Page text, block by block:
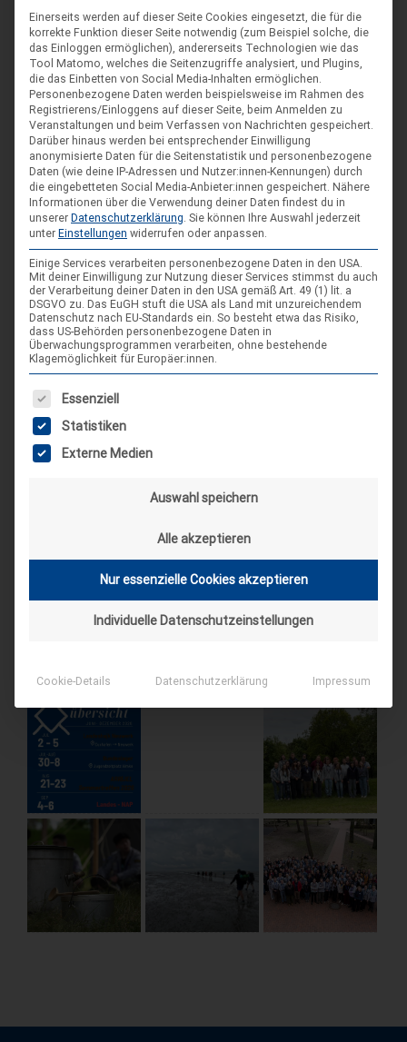
DIE NÄCHSTEN VERANSTALTUNGEN
ARR|JEL Sommertreffen 2026
21. Aug. 26
Blankenburg (Harz)-Wienrode
Landes-NAP 2026
4. Sep. 26
Hameln
04
Spieleseminar - Werde zur Spielfigur“ -
AKTUELLE BEITRÄGE AUF INSTAGRAM
Einerseits werden auf dieser Seite Cookies eingesetzt, die für die
korrekte Funktion dieser Seite notwendig (zum Beispiel solche, die
das Einloggen ermöglichen), andererseits Technologien wie das
Tool Matomo, welches die Seitenzugriffe analysiert, und Plugins,
die das Einbetten von Social Media-Inhalten ermöglichen.
Personenbezogene Daten werden beispielsweise im Rahmen des
Registrierens/Einloggens auf dieser Seite, beim Anmelden zu
Veranstaltungen und beim Verfassen von Nachrichten gespeichert.
Darüber hinaus werden bei entsprechender Einwilligung
anonymisierte Daten für die Seitenstatistik und personenbezogene
Daten (wie deine IP-Adressen und Nutzer:innen-Kennungen) durch
die eingebetteten Social Media-Anbieter:innen gespeichert. Nähere
Informationen über die Verwendung deiner Daten findest du in
unserer Datenschutzerklärung. Sie können Ihre Auswahl jederzeit
unter Einstellungen widerrufen oder anpassen.
Einige Services verarbeiten personenbezogene Daten in den USA.
Mit deiner Einwilligung zur Nutzung dieser Services stimmst du auch
der Verarbeitung deiner Daten in den USA gemäß Art. 49 (1) lit. a
DSGVO zu. Das EuGH stuft die USA als Land mit unzureichendem
Datenschutz nach EU-Standards ein. So besteht etwa das Risiko,
dass US-Behörden personenbezogene Daten in
Überwachungsprogrammen verarbeiten, ohne bestehende
Klagemöglichkeit für Europäer:innen.
Es folgt eine Liste der Service-Gruppen, für die eine
Essenziell
Statistiken
Externe Medien
Auswahl speichern
Alle akzeptieren
Nur essenzielle Cookies akzeptieren
Individuelle Datenschutzeinstellungen
Cookie-Details Datenschutzerklärung Impressum